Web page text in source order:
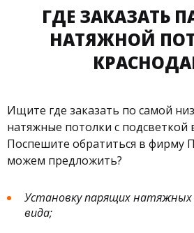
ГДЕ ЗАКАЗАТЬ
НАТЯЖНОЙ
Ищите где заказать по самой
натяжные потолки с подсветкой
Поспешите обратиться в фирму
можем предложить?
Установку парящих
вида;